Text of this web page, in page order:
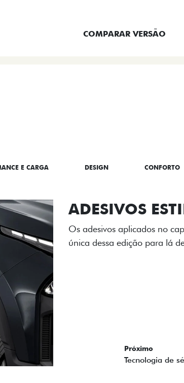
COMPARAR VERSÃO
E CARGA DESIGN CONFORTO
ADESIVOS
Os adesivos aplicados no
única dessa edição para lá
Próximo
Tecnologia de
Next